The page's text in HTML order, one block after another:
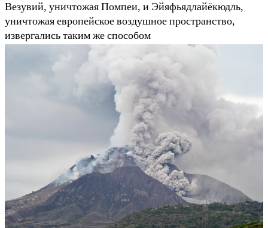
Везувий, уничтожая Помпеи, и Эйяфьядлайёкюдль,
уничтожая европейское воздушное пространство,
извергались таким же способом